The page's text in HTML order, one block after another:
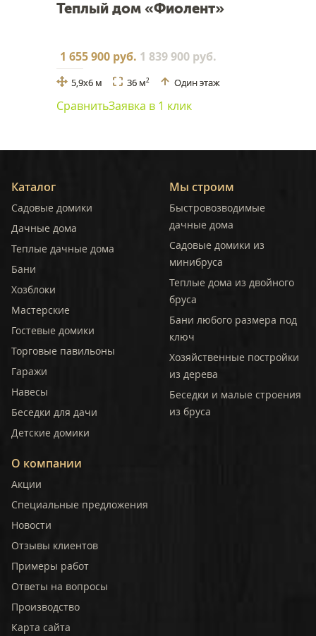
Теплый дом «Фиолент»
1 655 900 руб. 1 839 900 руб.
5,9x6 м 36 м2 Один этаж
СравнитьЗаявка в 1 клик
Каталог
Садовые домики
Дачные дома
Теплые дачные дома
Бани
Хозблоки
Мастерские
Гостевые домики
Торговые павильоны
Гаражи
Навесы
Беседки для дачи
Детские домики
Мы строим
Быстровозводимые
дачные дома
Садовые домики из
минибруса
Теплые дома из двойного
бруса
Бани любого размера под
ключ
Хозяйственные постройки
из дерева
Беседки и малые строения
из бруса
О компании
Акции
Специальные предложения
Новости
Отзывы клиентов
Примеры работ
Ответы на вопросы
Производство
Карта сайта